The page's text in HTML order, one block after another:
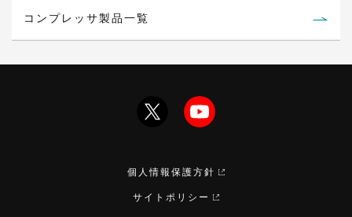
コンプレッサ製品一覧
個人情報保護方針
サイトポリシー